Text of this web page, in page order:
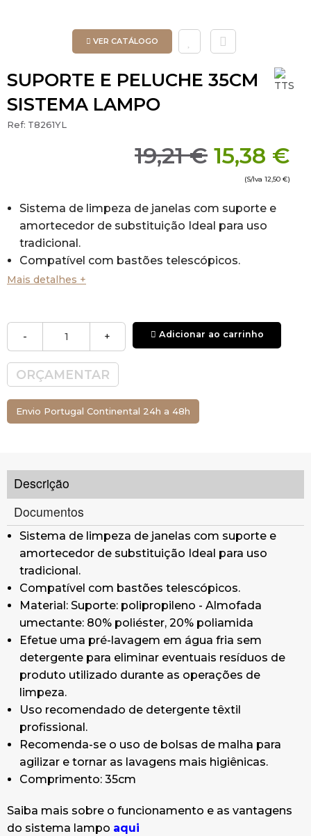
VER CATÁLOGO
SUPORTE E PELUCHE 35CM
SISTEMA LAMPO
Ref: T8261YL
19,21 € 15,38 €
(S/Iva 12,50 €)
Sistema de limpeza de janelas com suporte e
amortecedor de substituição Ideal para uso
tradicional.
Compatível com bastões telescópicos.
Material: Suporte: polipropileno - Almofada
detergente para eliminar eventuais resíduos de
produto utilizado durante as operações de
limpeza.
Uso recomendado de detergente têxtil
profissional.
Recomenda-se o uso de bolsas de malha para
Saiba mais sobre o funcionamento e
as vantagens do sistema lampoaqui
Mais detalhes +
- + Adicionar ao carrinho
ORÇAMENTAR
Envio Portugal Continental 24h a 48h
Descrição
Documentos
Sistema de limpeza de janelas com suporte e
amortecedor de substituição Ideal para uso
tradicional.
Compatível com bastões telescópicos.
Material: Suporte: polipropileno - Almofada
umectante: 80% poliéster, 20% poliamida
Efetue uma pré-lavagem em água fria sem
detergente para eliminar eventuais resíduos de
produto utilizado durante as operações de
limpeza.
Uso recomendado de detergente têxtil
profissional.
Recomenda-se o uso de bolsas de malha para
agilizar e tornar as lavagens mais higiênicas.
Comprimento: 35cm
Saiba mais sobre o funcionamento e as vantagens
do sistema lampo aqui